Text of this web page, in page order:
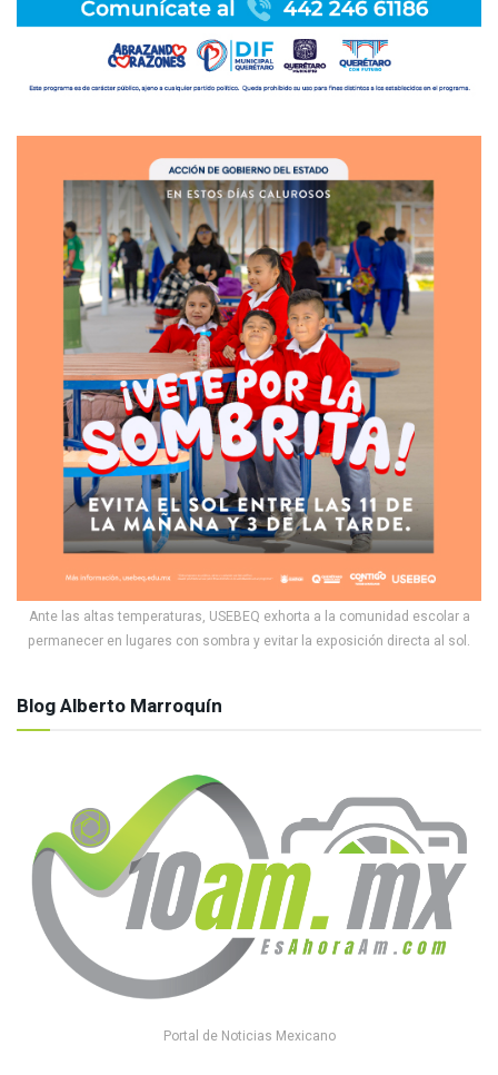
Ante las altas temperaturas, USEBEQ exhorta a la comunidad escolar a
permanecer en lugares con sombra y evitar la exposición directa al sol.
Blog Alberto Marroquín
Portal de Noticias Mexicano